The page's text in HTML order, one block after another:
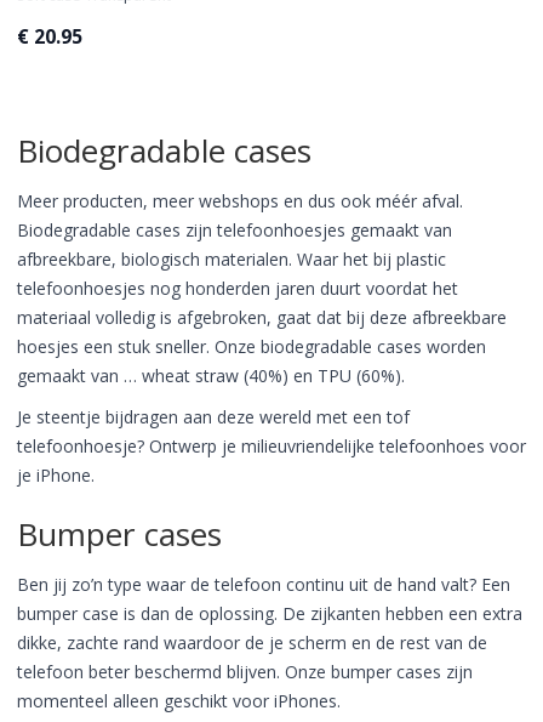
€ 20.95
Biodegradable cases
Meer producten, meer webshops en dus ook méér afval.
Biodegradable cases zijn telefoonhoesjes gemaakt van
afbreekbare, biologisch materialen. Waar het bij plastic
telefoonhoesjes nog honderden jaren duurt voordat het
materiaal volledig is afgebroken, gaat dat bij deze afbreekbare
hoesjes een stuk sneller. Onze biodegradable cases worden
gemaakt van … wheat straw (40%) en TPU (60%).
Je steentje bijdragen aan deze wereld met een tof
telefoonhoesje? Ontwerp je milieuvriendelijke telefoonhoes voor
je iPhone.
Bumper cases
Ben jij zo’n type waar de telefoon continu uit de hand valt? Een
bumper case is dan de oplossing. De zijkanten hebben een extra
dikke, zachte rand waardoor de je scherm en de rest van de
telefoon beter beschermd blijven. Onze bumper cases zijn
momenteel alleen geschikt voor iPhones.